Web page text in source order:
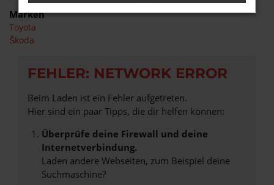
Marken
Toyota
Škoda
FEHLER: NETWORK ERROR
Beim Laden ist ein Fehler aufgetreten.
Hier sind ein paar Tipps, die dir helfen können:
Überprüfe deine Firewall und deine
Internetverbindung.
Laden andere Webseiten, zum Beispiel deine
Suchmaschine?